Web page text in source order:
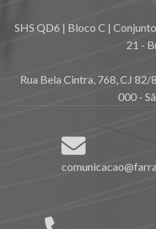
SHS QD6 | Bloco C |
21 -
Rua Bela Cintra, 768, CJ
000 -